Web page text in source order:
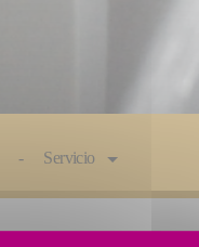
Servicio